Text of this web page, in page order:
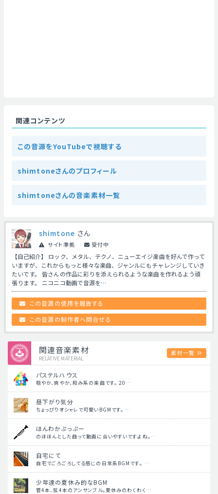
関連コンテンツ
この音源をYouTubeで視聴する
shimtoneさんのプロフィール
shimtoneさんの音楽素材一覧
shimtone さん
サイト準拠 受付中
【自己紹介】 ロック、メタル、テクノ、ニューエイジ楽曲を好んで作って
いますが、これからもっと様々な楽曲、ジャンルにもチャレンジしていき
たいです。 皆さんの作品に彩りを添えられるような楽曲を作れるよう頑
張ります。 ニコニコ動画で音源を…
この音源の使用を報告する
この音源の制作者へ問合せる
関連音楽素材
RELATIVE MATERIAL
素材一覧
パステルハウス
穏やか、爽やか、和み系の楽曲です。 20…
昼下がり気分
ちょっぴりオシャレで可愛いBGMです。 …
ほんわかぷっぷー
のほほんとした曲って動画に合いやすいですよね。…
自宅にて
自宅でごろごろしてる感じの日常系BGMです。 …
少年達の夏休み的なBGM
管4本、弦4本のアンサンブル。夏休みのわくわく…